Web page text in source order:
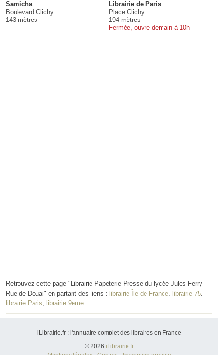
Samicha
Boulevard Clichy
143 mètres
Librairie de Paris
Place Clichy
194 mètres
Fermée, ouvre demain à 10h
Retrouvez cette page "Librairie Papeterie Presse du lycée Jules Ferry
Rue de Douai" en partant des liens : librairie Île-de-France, librairie 75,
librairie Paris, librairie 9ème.
iLibrairie.fr : l'annuaire complet des libraires en France
© 2026 iLibrairie.fr